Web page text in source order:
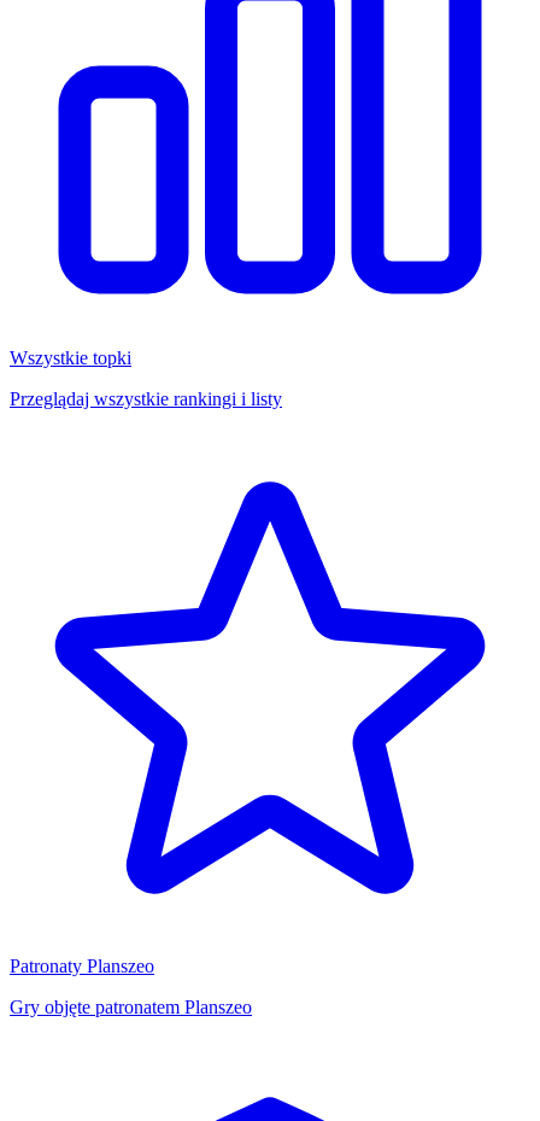
Wszystkie topki
Przeglądaj wszystkie rankingi i listy
Patronaty Planszeo
Gry objęte patronatem Planszeo